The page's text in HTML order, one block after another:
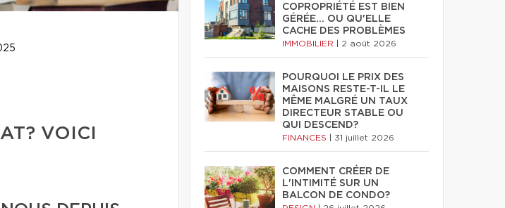
VOICI
COPROPRIÉTÉ EST BIEN
GÉRÉE… OU QU'ELLE
CACHE DES PROBLÈMES
IMMOBILIER 2 août 2026
POURQUOI LE PRIX DES
MAISONS RESTE-T-IL LE
MÊME MALGRÉ UN TAUX
DIRECTEUR STABLE OU
QUI DESCEND?
FINANCES 31 juillet 2026
COMMENT CRÉER DE
L'INTIMITÉ SUR UN
BALCON DE CONDO?